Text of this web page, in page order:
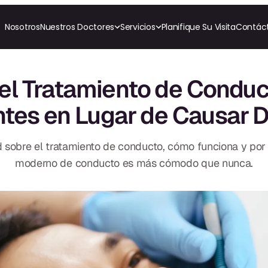
NosotrosNuestros Doctores Servicios
All-on-6
Coronas y Fundas
Puentes Dentales
Empastes Dentales
Dentaduras
Dentaduras en el Mismo
Día
Implantes el Mismo Día
Día
Carillas
TECNOLOGÍA
CBCT
Impresiones Digitales
Planifique Su Visita
Tratamiento de
en Lugar de Causar
sobre el tratamiento de conducto, cómo funciona y
moderno de conducto es más cómodo que nunca.